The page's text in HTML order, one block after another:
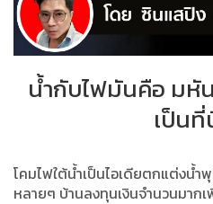
น้ำกับไฟมันคือ มหั
เป็น
โคมไฟใต้น้ำเป็นไอเดียตกแต่งน้
หลายๆ บ้านลงทุนเงินจำนวนมาก